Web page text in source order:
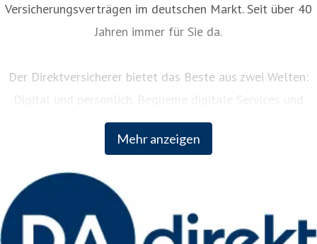
Mehr anzeigen
Versicherungsverträgen im deutschen Markt. Seit über 40
Jahren immer für Sie da.
Der Direktversicherer bietet das Beste aus zwei Welten:
Digital und persönlich. Bequeme digitale Services und
persönliche Unterstützung rund um die Uhr. Als Teil der
weltweit erfolgreichen Zurich Insurance Group kombiniert
Vordenken der internationalen Unternehmensgruppe.
Weitere Informationen: www.da-direkt.de